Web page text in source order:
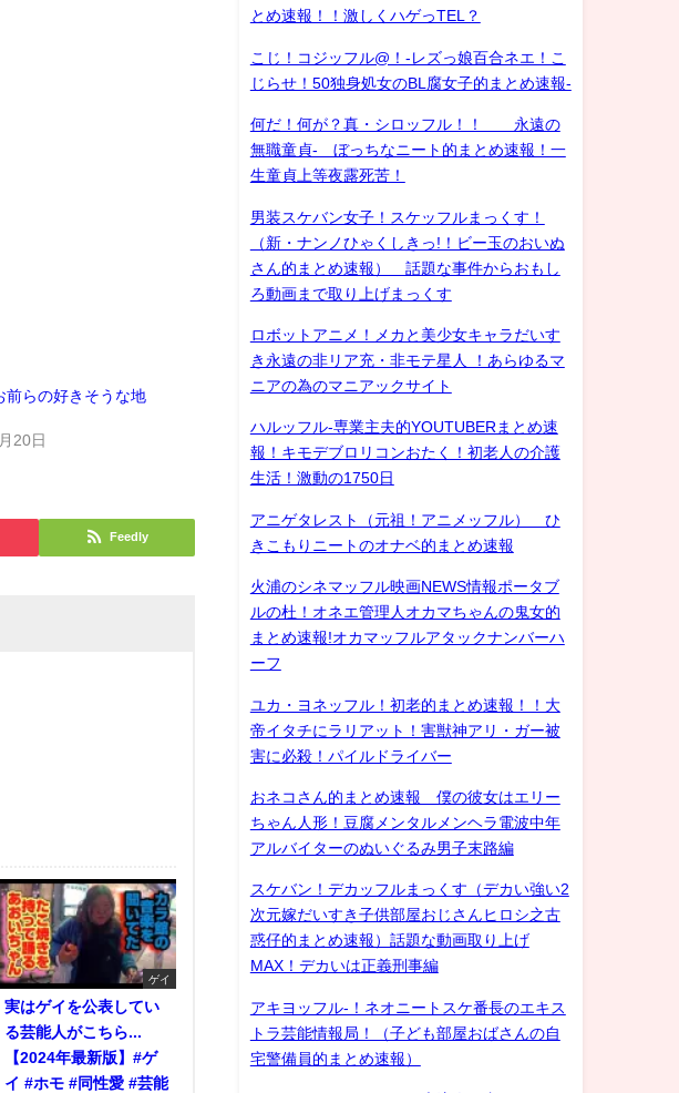
前らの好きそうな地
20日
Feedly
ゲイ
実はゲイを公表してい
る芸能人がこちら...
【2024年最新版】#ゲ
イ #ホモ #同性愛 #芸能
とめ速報！！激しくハゲっTEL？
こじ！コジッフル@！-レズっ娘百合ネエ！こ
じらせ！50独身処女のBL腐女子的まとめ速報-
何だ！何が？真・シロッフル！！ 永遠の
無職童貞- ぼっちなニート的まとめ速報！一
生童貞上等夜露死苦！
男装スケバン女子！スケッフルまっくす！
（新・ナンノひゃくしきっ!！ビー玉のおいぬ
さん的まとめ速報） 話題な事件からおもし
ろ動画まで取り上げまっくす
ロボットアニメ！メカと美少女キャラだいす
き永遠の非リア充・非モテ星人 ！あらゆるマ
ニアの為のマニアックサイト
ハルッフル-専業主夫的YOUTUBERまとめ速
報！キモデブロリコンおたく！初老人の介護
生活！激動の1750日
アニゲタレスト（元祖！アニメッフル） ひ
きこもりニートのオナベ的まとめ速報
火浦のシネマッフル映画NEWS情報ポータブ
ルの杜！オネエ管理人オカマちゃんの鬼女的
まとめ速報!オカマッフルアタックナンバーハ
ーフ
ユカ・ヨネッフル！初老的まとめ速報！！大
帝イタチにラリアット！害獣神アリ・ガー被
害に必殺！パイルドライバー
おネコさん的まとめ速報 僕の彼女はエリー
ちゃん人形！豆腐メンタルメンヘラ電波中年
アルバイターのぬいぐるみ男子末路編
スケバン！デカッフルまっくす（デカい強い2
次元嫁だいすき子供部屋おじさんヒロシ之古
惑仔的まとめ速報）話題な動画取り上げ
MAX！デカいは正義刑事編
アキヨッフル-！ネオニートスケ番長のエキス
トラ芸能情報局！（子ども部屋おばさんの自
宅警備員的まとめ速報）